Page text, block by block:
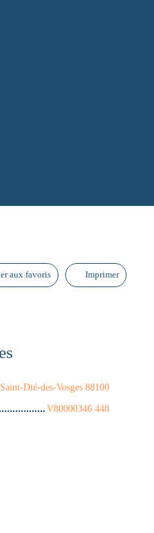
aux favoris Imprimer
Saint-Dié-des-Vosges 88100
V80000346 448